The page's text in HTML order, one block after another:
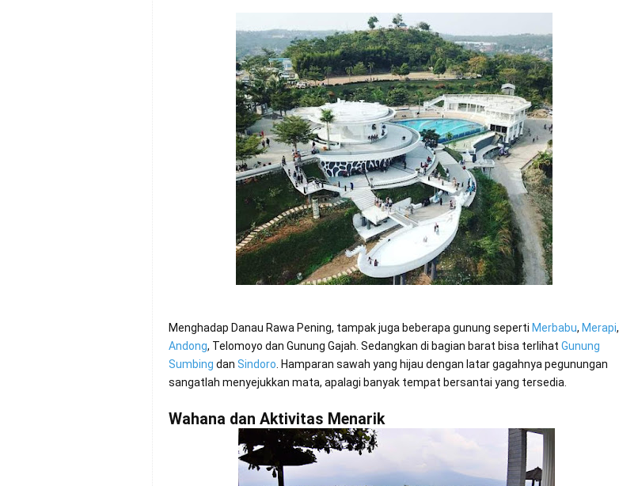
Menghadap Danau Rawa Pening, tampak juga beberapa gunung seperti Merbabu, Merapi,
Andong, Telomoyo dan Gunung Gajah. Sedangkan di bagian barat bisa terlihat Gunung
Sumbing dan Sindoro. Hamparan sawah yang hijau dengan latar gagahnya pegunungan
sangatlah menyejukkan mata, apalagi banyak tempat bersantai yang tersedia.
Wahana dan Aktivitas Menarik